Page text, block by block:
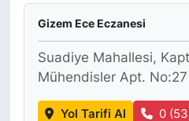
Gizem Ece Eczanesi
Suadiye Mahallesi,
Mühendisler Apt.
Yol Tarifi Al 0